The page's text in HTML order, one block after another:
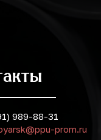
989-88-31
prom.ru